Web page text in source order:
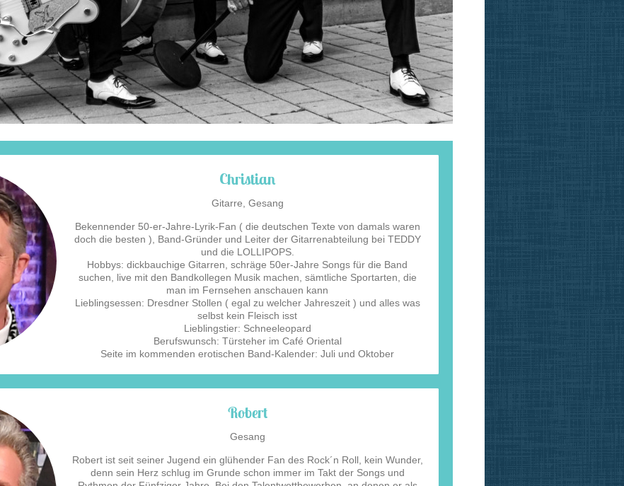
Christian
Gitarre, Gesang
Bekennender 50-er-Jahre-Lyrik-Fan ( die deutschen Texte von damals waren
doch die besten ), Band-Gründer und Leiter der Gitarrenabteilung bei TEDDY
und die LOLLIPOPS.
Hobbys: dickbauchige Gitarren, schräge 50er-Jahre Songs für die Band
suchen, live mit den Bandkollegen Musik machen, sämtliche Sportarten, die
man im Fernsehen anschauen kann
Lieblingsessen: Dresdner Stollen ( egal zu welcher Jahreszeit ) und alles was
selbst kein Fleisch isst
Lieblingstier: Schneeleopard
Berufswunsch: Türsteher im Café Oriental
Seite im kommenden erotischen Band-Kalender: Juli und Oktober
Robert
Gesang
Robert ist seit seiner Jugend ein glühender Fan des Rock´n Roll, kein Wunder,
denn sein Herz schlug im Grunde schon immer im Takt der Songs und